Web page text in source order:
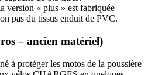
version « plus » est fabriquée
pas du tissus enduit de PVC.
– ancien matériel)
à protéger les motos de la poussière